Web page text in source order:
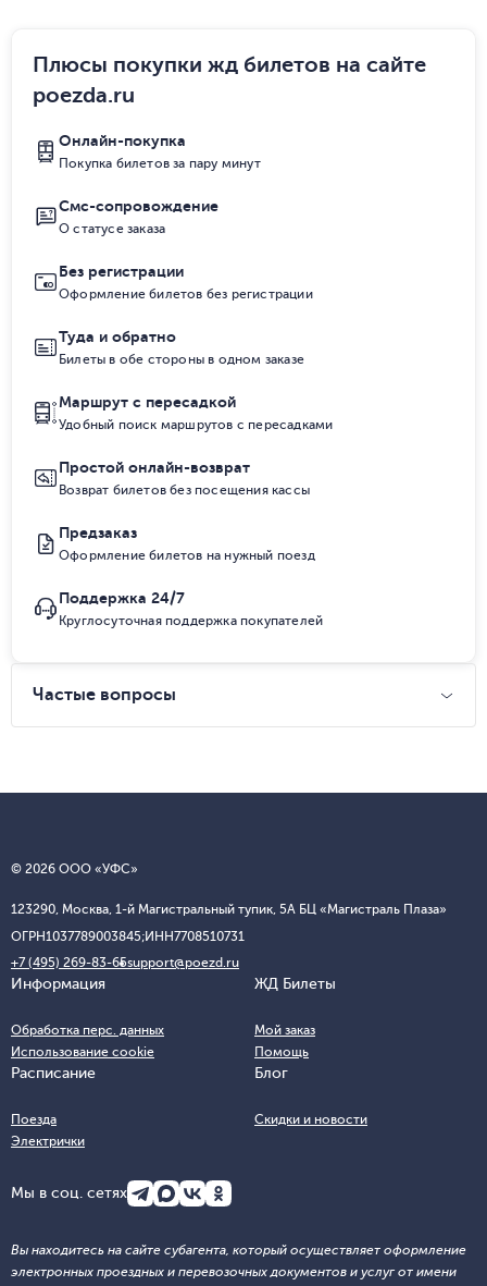
Плюсы покупки жд билетов на сайте
poezda.ru
Онлайн-покупка
Покупка билетов за пару минут
Смс-сопровождение
О статусе заказа
Без регистрации
Оформление билетов без регистрации
Туда и обратно
Билеты в обе стороны в одном заказе
Маршрут с пересадкой
Удобный поиск маршрутов с пересадками
Простой онлайн-возврат
Возврат билетов без посещения кассы
Предзаказ
Оформление билетов на нужный поезд
Поддержка 24/7
Круглосуточная поддержка покупателей
Частые вопросы
© 2026 ООО «УФС»
123290, Москва, 1-й Магистральный тупик, 5А БЦ «Магистраль Плаза»
ОГРН1037789003845;ИНН7708510731
+7 (495) 269-83-65support@poezd.ru
Информация
Обработка перс. данных
Использование cookie
ЖД Билеты
Мой заказ
Помощь
Расписание
Поезда
Электрички
Блог
Скидки и новости
Мы в соц. сетях
Вы находитесь на сайте субагента, который осуществляет оформление
электронных проездных и перевозочных документов и услуг от имени